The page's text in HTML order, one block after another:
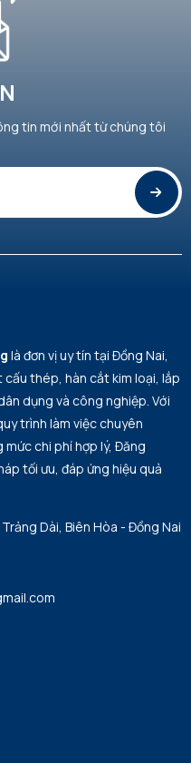
tin mới nhất từ chúng tôi
là đơn vị uy tín tại Đồng Nai,
thép, hàn cắt kim loại, lắp
dụng và công nghiệp. Với
trình làm việc chuyên
chi phí hợp lý, Đăng
tối ưu, đáp ứng hiệu quả
Dài, Biên Hòa - Đồng Nai